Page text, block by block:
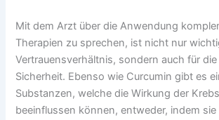
Mit dem Arzt über die Anwendung
Therapien zu sprechen, ist nicht nur
Vertrauensverhältnis, sondern auch für
Sicherheit. Ebenso wie Curcumin gibt es
Substanzen, welche die Wirkung der
beeinflussen können, entweder, indem